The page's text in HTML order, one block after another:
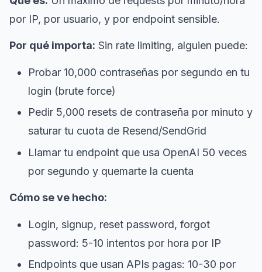
por IP, por usuario, y por endpoint sensible.
Por qué importa: Sin rate limiting, alguien puede:
Probar 10,000 contraseñas por segundo en tu
login (brute force)
Pedir 5,000 resets de contraseña por minuto y
saturar tu cuota de Resend/SendGrid
Llamar tu endpoint que usa OpenAI 50 veces
por segundo y quemarte la cuenta
Cómo se ve hecho:
Login, signup, reset password, forgot
password: 5-10 intentos por hora por IP
Endpoints que usan APIs pagas: 10-30 por